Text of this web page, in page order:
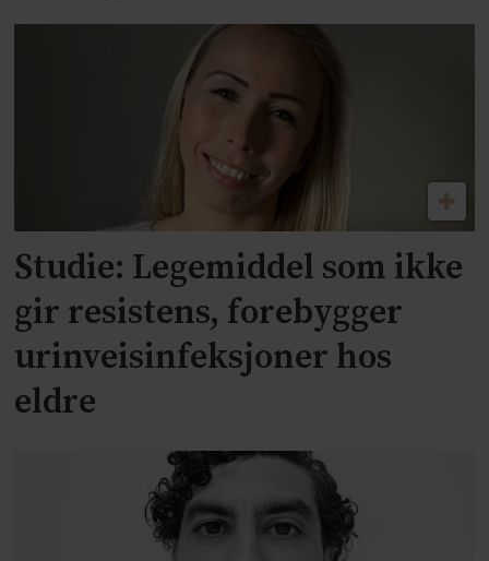
Studie: Legemiddel som ikke
gir resistens, forebygger
urinveisinfeksjoner hos
eldre